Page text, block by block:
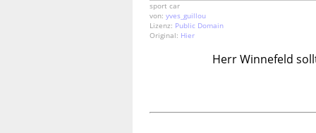
sport car
von: yves_guillou
Lizenz: Public Domain
Original: Hier
Herr Winnefeld